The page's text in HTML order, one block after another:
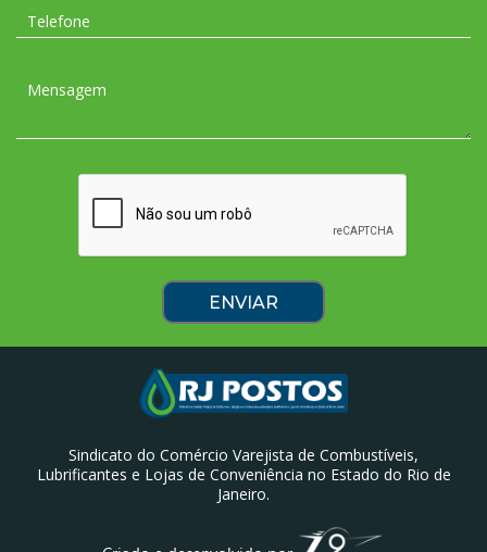
Sindicato do Comércio Varejista de Combustíveis,
Lubrificantes e Lojas de Conveniência no Estado do Rio de
Janeiro.